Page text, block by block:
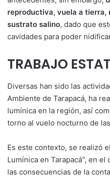
reproductiva, vuela a tierra,
sustrato salino, dado que
cavidades para poder
TRABAJO
Diversas han sido las
Ambiente de Tarapacá, ha
lumínica en la región, así
torno al vuelo nocturno de
Es este contexto, se realizó
Lumínica en Tarapacá”, en
las consecuencias de la